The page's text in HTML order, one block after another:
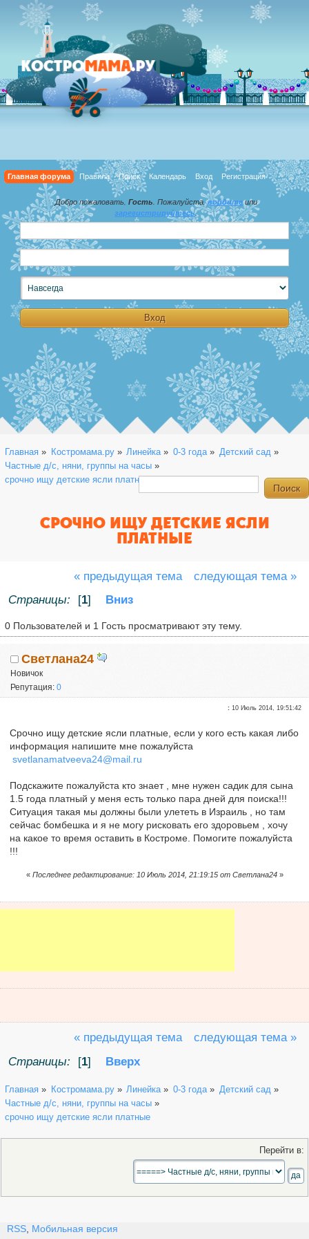
Главная форума Правила Поиск Календарь Вход Регистрация
Добро пожаловать, Гость . Пожалуйста,войдитеили
зарегистрируйтесь.
Главная » Костромама.ру» Линейка » 0-3 года» Детский сад »
Частные д/с, няни, группы на часы »
срочно ищу детские ясли платные
СРОЧНО ИЩУ ДЕТСКИЕ ЯСЛИ
ПЛАТНЫЕ
« предыдущая тема
следующая тема »
Страницы:
[1] Вниз
0 Пользователей и 1 Гость просматривают эту тему.
Светлана24
Новичок
Репутация:0
:10 Июль 2014, 19:51:42
Срочно ищу детские ясли платные, если у кого есть какая либо
информация напишите мне пожалуйста
svetlanamatveeva24@mail.ru
Подскажите пожалуйста кто знает , мне нужен садик для сына
1.5 года платный у меня есть только пара дней для поиска!!!
Ситуация такая мы должны были улететь в Израиль , но там
сейчас бомбешка и я не могу рисковать его здоровьем , хочу
на какое то время оставить в Костроме. Помогите пожалуйста
!!!
« Последнее редактирование: 10 Июль 2014, 21:19:15 от Светлана24»
« предыдущая тема
следующая тема »
Страницы:
[1] Вверх
Главная » Костромама.ру» Линейка» 0-3 года» Детский сад»
Частные д/с, няни, группы на часы »
срочно ищу детские ясли платные
Перейти в:
RSS, Мобильная версия